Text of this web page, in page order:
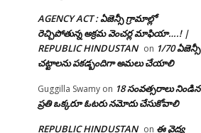
AGENCY ACT : ఏజెన్సీ గ్రామాల్లో
రెచ్చిపోతున్న అక్రమ వెంచర్ల మాఫియా….! |
REPUBLIC HINDUSTAN on 1/70 ఏజెన్సీ
చట్టాలను పకడ్బందిగా అమలు చేయాలి
Guggilla Swamy on 18 సంవత్సరాలు నిండిన
ప్రతి ఒక్కరూ ఓటరు నమోదు చేసుకోవాలి
REPUBLIC HINDUSTAN on ఈ వైద్య